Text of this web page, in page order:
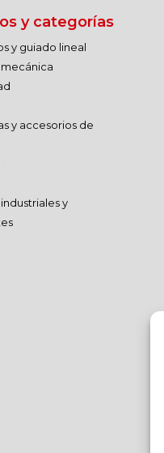
y categorías
y guiado lineal
mecánica
y accesorios de
y